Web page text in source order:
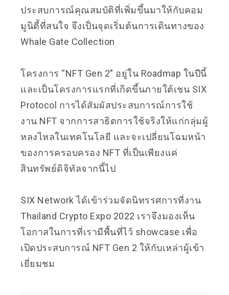
ประสบการณ์คุณสมบัติที่เพิ่มขึ้นมาให้กับคอม
มูนิตี้ที่สนใจ จึงเป็นจุดเริ่มต้นการเดินทางของ
Whale Gate Collection
โครงการ “NFT Gen 2” อยู่ใน Roadmap ในปีนี้
และเป็นโครงการแรกที่เกิดขึ้นภายใต้เชน SIX
Protocol การได้สัมผัสประสบการณ์การใช้
งาน NFT จากการสาธิตการใช้จริงให้แก่กลุ่มผู้
หลงไหลในเทคโนโลยี และจะเปลี่ยนโฉมหน้า
ของการครอบครอง NFT ที่เป็นเพียงแค่
สินทรัพย์ดิจิทัลจากนี้ไป
SIX Network ได้เข้าร่วมจัดนิทรรศการที่งาน
Thailand Crypto Expo 2022 เราจึงมองเห็น
โอกาสในการที่เรามีพื้นที่ไว้ showcase เพื่อ
เปิดประสบการณ์ NFT Gen 2 ให้กับเหล่าผู้เข้า
เยี่ยมชม